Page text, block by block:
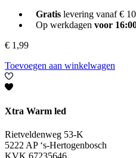
Gratislevering vanaf €
Op werkdagen voor
€ 1,99
Toevoegen aan winkelwagen
Xtra Warm led
Rietveldenweg 53-K
5222 AP ‘s-Hertogenbosch
KVK 67235646